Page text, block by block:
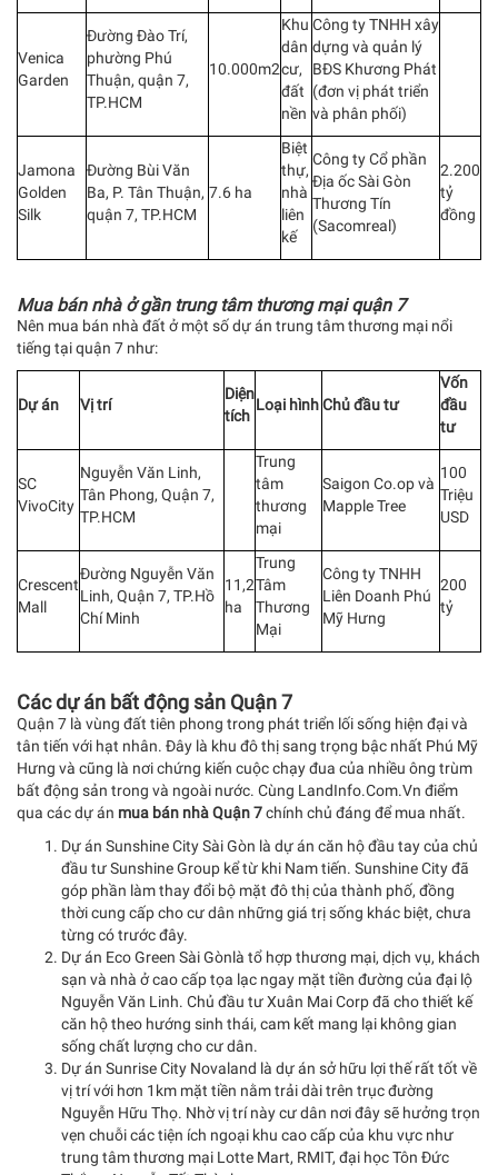
Venica
Garden
Đường Đào Trí,
phường Phú
Thuận, quận 7,
TP.HCM
10.000m2
Khu
dân
cư,
đất
nền
Công ty TNHH xây
dựng và quản lý
BĐS Khương Phát
(đơn vị phát triển
và phân phối)
Jamona
Golden
Silk
Đường Bùi Văn
Ba, P. Tân Thuận,
quận 7, TP.HCM
7.6 ha
Biệt
thự,
nhà
liên
kế
Công ty Cổ phần
Địa ốc Sài Gòn
Thương Tín
(Sacomreal)
2.200
tỷ
đồng
Mua bán nhà ở gần trung tâm thương mại quận 7
Nên mua bán nhà đất ở một số dự án trung tâm thương mại nổi
tiếng tại quận 7 như:
Dự án Vị trí
Diện
tích
Loại hìnhChủ đầu tư
Vốn
đầu
tư
SC
VivoCity
Nguyễn Văn Linh,
Tân Phong, Quận 7,
TP.HCM
Trung
tâm
thương
mại
Saigon Co.op và
Mapple Tree
100
Triệu
USD
Crescent
Mall
Đường Nguyễn Văn
Linh, Quận 7, TP.Hồ
Chí Minh
11,2
ha
Trung
Tâm
Thương
Mại
Công ty TNHH
Liên Doanh Phú
Mỹ Hưng
200
tỷ
Các dự án bất động sản Quận 7
Quận 7 là vùng đất tiên phong trong phát triển lối sống hiện đại và
tân tiến với hạt nhân. Đây là khu đô thị sang trọng bậc nhất Phú Mỹ
Hưng và cũng là nơi chứng kiến cuộc chạy đua của nhiều ông trùm
bất động sản trong và ngoài nước. Cùng LandInfo.Com.Vn điểm
qua các dự án mua bán nhà Quận 7chính chủ đáng để mua nhất.
Dự án Sunshine City Sài Gòn là dự án căn hộ đầu tay của chủ
đầu tư Sunshine Group kể từ khi Nam tiến. Sunshine City đã
góp phần làm thay đổi bộ mặt đô thị của thành phố, đồng
thời cung cấp cho cư dân những giá trị sống khác biệt, chưa
từng có trước đây.
Dự án Eco Green Sài Gònlà tổ hợp thương mại, dịch vụ, khách
sạn và nhà ở cao cấp tọa lạc ngay mặt tiền đường của đại lộ
Nguyễn Văn Linh. Chủ đầu tư Xuân Mai Corp đã cho thiết kế
căn hộ theo hướng sinh thái, cam kết mang lại không gian
sống chất lượng cho cư dân.
Dự án Sunrise City Novaland là dự án sở hữu lợi thế rất tốt về
vị trí với hơn 1km mặt tiền nằm trải dài trên trục đường
Nguyễn Hữu Thọ. Nhờ vị trí này cư dân nơi đây sẽ hưởng trọn
vẹn chuỗi các tiện ích ngoại khu cao cấp của khu vực như
trung tâm thương mại Lotte Mart, RMIT, đại học Tôn Đức